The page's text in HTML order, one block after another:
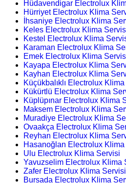
Hüdavendigar Electrolux
Hürriyet Electrolux Klima
İhsaniye Electrolux Klima
Keles Electrolux Klima
Kestel Electrolux Klima
Karaman Electrolux Klima
Emek Electrolux Klima
Kayapa Electrolux Klima
Kayhan Electrolux Klima
Küçükbalıklı Electrolux
Kükürtlü Electrolux Klima
Küplüpınar Electrolux Klima
Maksem Electrolux Klima
Muradiye Electrolux Klima
Ovaakça Electrolux Klima
Reyhan Electrolux Klima
Hasanoğlan Electrolux
Ulu Electrolux Klima Servisi
Yavuzselim Electrolux Klima
Zafer Electrolux Klima Servisi
Bursada Electrolux Klima